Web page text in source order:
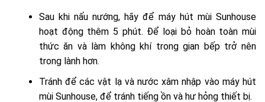
Sau khi nấu nướng, hãy để máy hút mùi Sunhouse
hoạt động thêm 5 phút. Để loại bỏ hoàn toàn mùi
thức ăn và làm không khí trong gian bếp trở nên
trong lành hơn.
Tránh để các vật lạ và nước xâm nhập vào máy hút
mùi Sunhouse, để tránh tiếng ồn và hư hỏng thiết bị.